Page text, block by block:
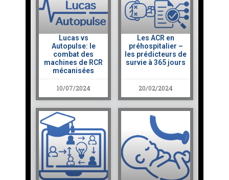
Lucas vs
Autopulse: le
combat des
machines de RCR
mécanisées
10/07/2024
Les ACR en
préhospitalier –
les prédicteurs de
survie à 365 jours
20/02/2024